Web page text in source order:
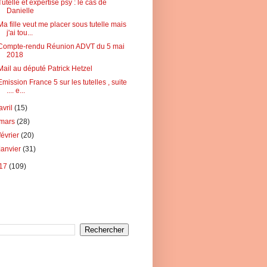
et expertise psy : le cas de
Danielle
fille veut me placer sous tutelle mais
j'ai tou...
rendu Réunion ADVT du 5 mai
2018
au député Patrick Hetzel
France 5 sur les tutelles , suite
.... e...
(15)
(28)
(20)
(31)
(109)